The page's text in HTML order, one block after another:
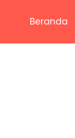
Beranda